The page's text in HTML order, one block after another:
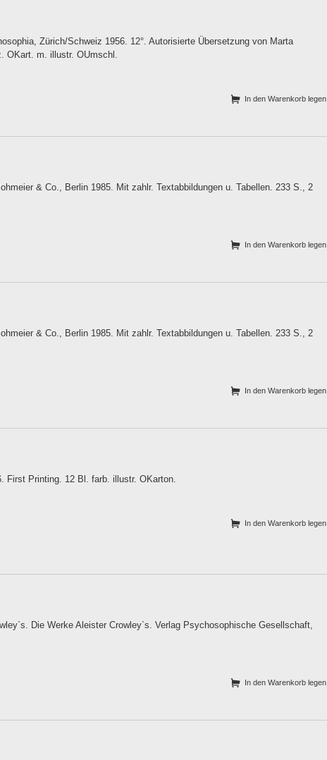
Zürich/Schweiz 1956. 12°. Autorisierte Übersetzung von Marta
OKart. m. illustr. OUmschl.
In den Warenkorb legen
& Co., Berlin 1985. Mit zahlr. Textabbildungen u. Tabellen. 233 S., 2
In den Warenkorb legen
& Co., Berlin 1985. Mit zahlr. Textabbildungen u. Tabellen. 233 S., 2
In den Warenkorb legen
First Printing. 12 Bl. farb. illustr. OKarton.
In den Warenkorb legen
Die Werke Aleister Crowley`s. Verlag Psychosophische Gesellschaft,
In den Warenkorb legen